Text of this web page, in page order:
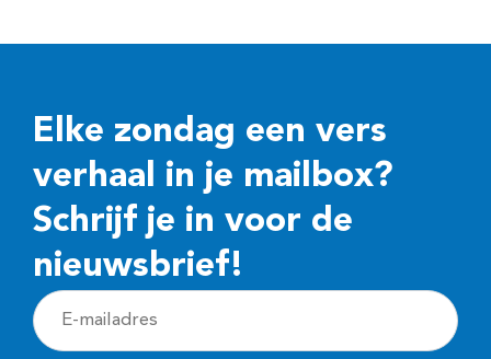
Elke zondag een vers
verhaal in je mailbox?
Schrijf je in voor de
nieuwsbrief!
E
-